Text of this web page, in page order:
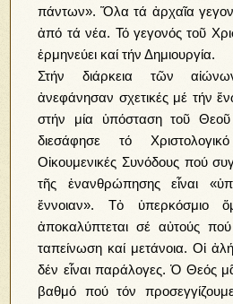
πάντων». Ὅλα τά ἀρχαῖα
ἀπό τά νέα. Τό γεγονός τοῦ
ἑρμηνεύει καί τήν Δημιουργία.
Στήν διάρκεια τῶν
ἀνεφάνησαν σχετικές μέ τήν
στήν μία ὑπόσταση τοῦ
διεσάφησε τό
Οἰκουμενικές Συνόδους πού
τῆς ἐνανθρώπησης εἶναι
ἔννοιαν». Τὀ ὑπερκόσμιο
ἀποκαλύπτεται σέ αὐτούς
ταπείνωση καί μετάνοια. Οἱ
δέν εἶναι παράλογες. Ὁ Θεός
βαθμό πού τόν